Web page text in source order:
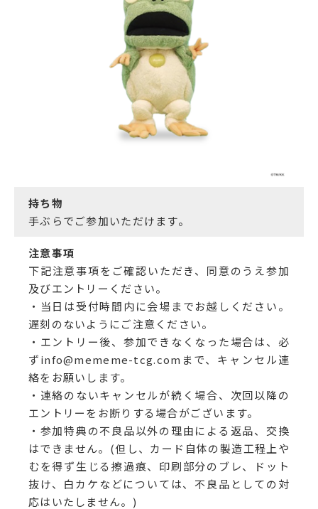
持ち物
手ぶらでご参加いただけます。
注意事項
下記注意事項をご確認いただき、同意のうえ参加
及びエントリーください。
・当日は受付時間内に会場までお越しください。
遅刻のないようにご注意ください。
・エントリー後、参加できなくなった場合は、必
ずinfo@mememe-tcg.comまで、キャンセル連
絡をお願いします。
・連絡のないキャンセルが続く場合、次回以降の
エントリーをお断りする場合がございます。
・参加特典の不良品以外の理由による返品、交換
はできません。(但し、カード自体の製造工程上や
むを得ず生じる擦過痕、印刷部分のブレ、ドット
抜け、白カケなどについては、不良品としての対
応はいたしません。)